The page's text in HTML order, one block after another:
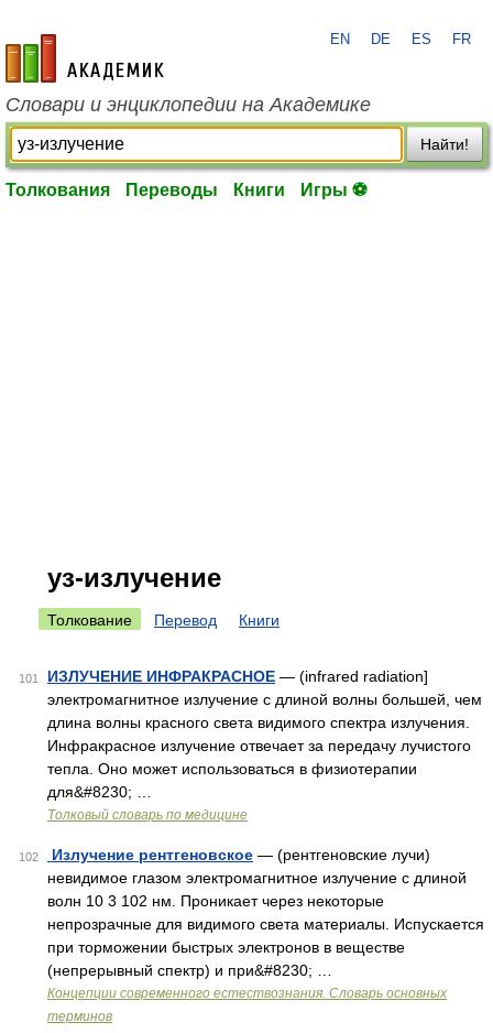
academic.ru
EN DE ES FR
Словари и энциклопедии на Академике
Найти!
Толкования Переводы Книги Игры ⚽
уз-излучение
Толкование Перевод Книги
101 ИЗЛУЧЕНИЕ ИНФРАКРАСНОЕ — (infrared radiation]
электромагнитное излучение с длиной волны большей, чем
длина волны красного света видимого спектра излучения.
Инфракрасное излучение отвечает за передачу лучистого
тепла. Оно может использоваться в физиотерапии
для&#8230; …
Толковый словарь по медицине
102 Излучение рентгеновское — (рентгеновские лучи)
невидимое глазом электромагнитное излучение с длиной
волн 10 3 102 нм. Проникает через некоторые
непрозрачные для видимого света материалы. Испускается
при торможении быстрых электронов в веществе
(непрерывный спектр) и при&#8230; …
Концепции современного естествознания. Словарь основных
терминов